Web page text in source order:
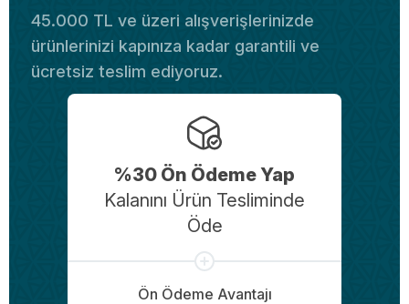
45.000 TL ve üzeri alışverişlerinizde
ürünlerinizi kapınıza kadar garantili ve
ücretsiz teslim ediyoruz.
%30 Ön Ödeme Yap
Kalanını Ürün Tesliminde
Öde
Ön Ödeme Avantajı